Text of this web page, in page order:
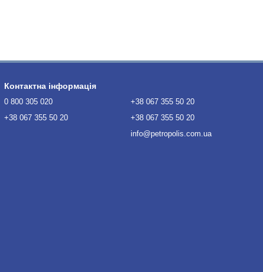
Контактна інформація
0 800 305 020
+38 067 355 50 20
+38 067 355 50 20
+38 067 355 50 20
info@petropolis.com.ua